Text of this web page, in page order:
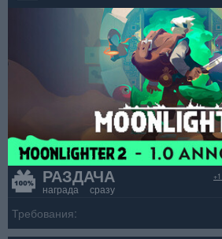
РАЗДАЧА
награда сразу
Требования: